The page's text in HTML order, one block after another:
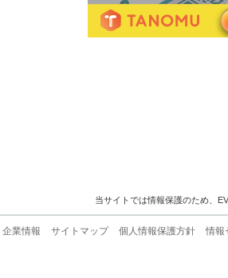
当サイトでは情報保護のため、
企業情報 サイトマップ 個人情報保護方針 情報